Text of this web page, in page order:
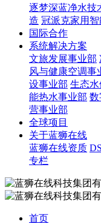
逐梦深蓝净水技
造 冠派克家用
国际合作
系统解决方案
文旅发展事业部
风与健康空调事
设事业部 生态
能热水事业部 数
营事业部
全球项目
关于蓝狮在线
蓝狮在线资质
专栏
首页